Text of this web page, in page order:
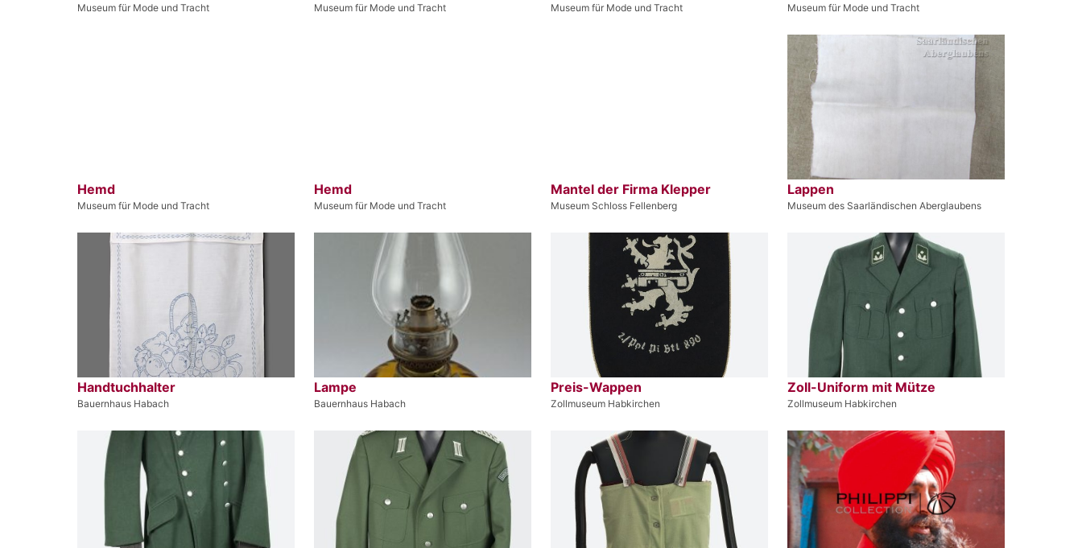
Museum für Mode und Tracht Museum für Mode und Tracht Museum für Mode und Tracht Museum für Mode und Tracht
Hemd
Museum für Mode und Tracht
Hemd
Museum für Mode und Tracht
Mantel der Firma Klepper
Museum Schloss Fellenberg
Lappen
Museum des Saarländischen Aberglaubens
Handtuchhalter
Bauernhaus Habach
Lampe
Bauernhaus Habach
Preis-Wappen
Zollmuseum Habkirchen
Zoll-Uniform mit Mütze
Zollmuseum Habkirchen